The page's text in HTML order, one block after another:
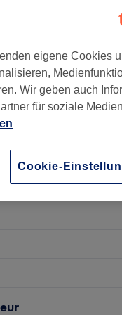
Bartrasur -
Bartrasur -
Gesichtsmaske
eigene Cookies
Wir geben auch
für soziale
Cookie-